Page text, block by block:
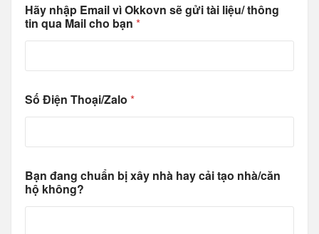
a
i
H
y
Hãy nhập Email vì Okkovn sẽ gửi tài liệu/ thông
tin qua Mail cho bạn *
Số Điện Thoại/Zalo *
Bạn đang chuẩn bị xây nhà hay cải tạo nhà/căn
hộ không?